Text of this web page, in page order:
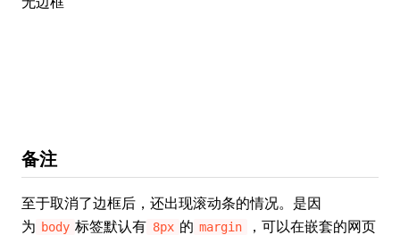
备注
至于取消了边框后，还出现滚动条的情况。是因
为 body 标签默认有 8px 的 margin
，可以在嵌套的网页